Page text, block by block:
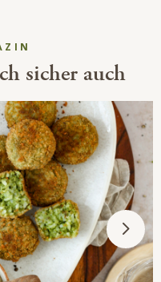
sicher auch